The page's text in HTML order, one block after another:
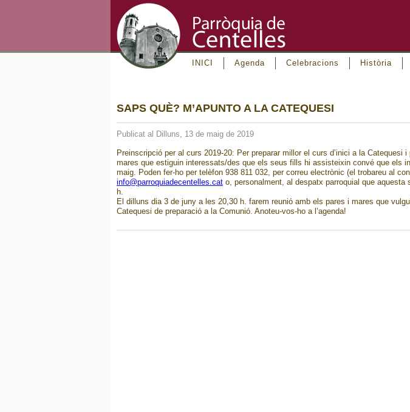
INICI Agenda Celebracions Història
SAPS QUÈ? M’APUNTO A LA CATEQUESI
Publicat al Dilluns, 13 de maig de 2019
Preinscripció per al curs 2019-20: Per preparar millor el curs d’inici a la Catequesi
mares que estiguin interessats/des que els seus fills hi assisteixin convé que els
maig. Poden fer-ho per telèfon 938 811 032, per correu electrònic (el trobareu al
info@parroquiadecentelles.cat o, personalment, al despatx parroquial que
h.
El dilluns dia 3 de juny a les 20,30 h. farem reunió amb els pares i mares que
Catequesi de preparació a la Comunió. Anoteu-vos-ho a l’agenda!